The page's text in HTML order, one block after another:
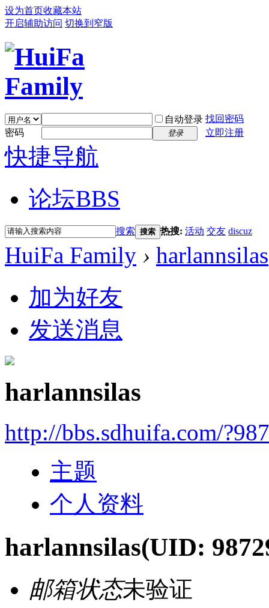
设为首页收藏本站
开启辅助访问 切换到窄版
自动登录 找回密码
密码
登录 立即注册
快捷导航
论坛BBS
搜索 搜索 热搜: 活动 交友 discuz
HuiFa Family › harlannsilas
加为好友
发送消息
harlannsilas
http://bbs.sdhuifa.com/
主题
个人资料
harlannsilas(UID:
邮箱状态未验证